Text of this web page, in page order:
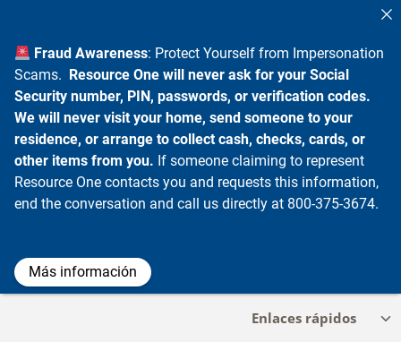
Enlaces rápidos
Fraud Awareness: Protect Yourself from Impersonation
Scams. Resource One will never ask for your Social
Security number, PIN, passwords, or verification codes.
We will never visit your home, send someone to your
residence, or arrange to collect cash, checks, cards, or
other items from you. If someone claiming to represent
Resource One contacts you and requests this information,
end the conversation and call us directly at 800-375-3674.
Más información